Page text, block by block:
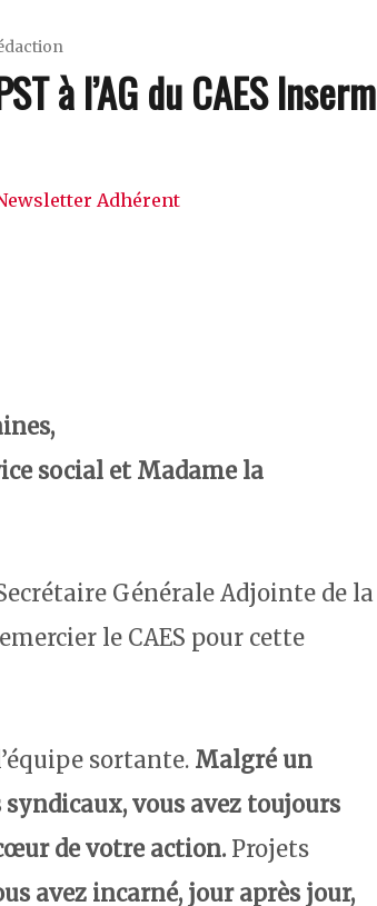
à l’AG du CAES Inserm
Adhérent
social et Madame la
Générale Adjointe de la
le CAES pour cette
sortante. Malgré un
vous avez toujours
de votre action. Projets
avez incarné, jour après jour,